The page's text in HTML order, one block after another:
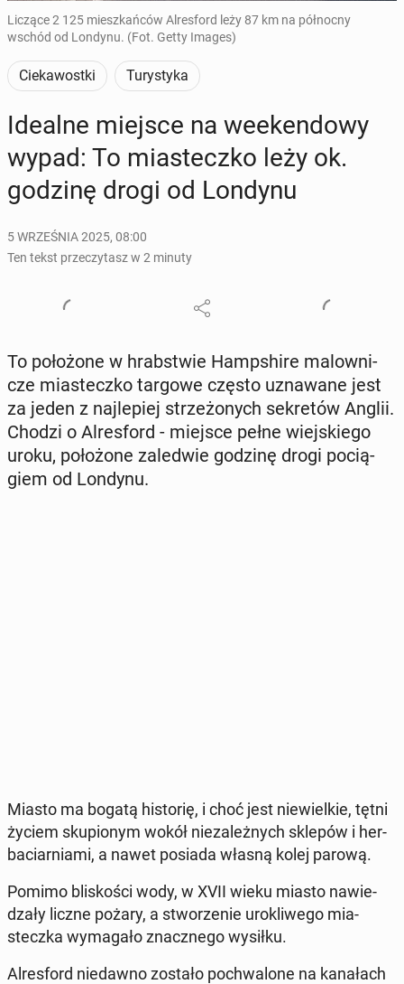
Liczące 2 125 mieszkańców Alresford leży 87 km na północny
wschód od Londynu. (Fot. Getty Images)
Ciekawostki Turystyka
Idealne miejsce na week­en­do­wy
wypad: To mia­stecz­ko leży ok.
godzinę drogi od Londynu
5 WRZEŚNIA 2025, 08:00
Ten tekst przeczytasz w 2 minuty
To po­ło­żo­ne w hrab­stwie Hamp­shi­re ma­low­ni­
cze mia­stecz­ko targowe często uzna­wa­ne jest
za jeden z naj­le­piej strze­żo­nych se­kre­tów Anglii.
Chodzi o Al­res­ford - miejsce pełne wiej­skie­go
uroku, po­ło­żo­ne za­le­d­wie godzinę drogi po­cią­
giem od Londynu.
Miasto ma bogatą hi­sto­rię, i choć jest nie­wiel­kie, tętni
życiem sku­pio­nym wokół nie­za­leż­nych sklepów i her­
ba­ciar­nia­mi, a nawet posiada własną kolej parową.
Pomimo bli­sko­ści wody, w XVII wieku miasto na­wie­
dza­ły liczne pożary, a stwo­rze­nie uro­kli­we­go mia­
stecz­ka wy­ma­ga­ło znacz­ne­go wysiłku.
Al­res­ford nie­daw­no zostało po­chwa­lo­ne na ka­na­łach